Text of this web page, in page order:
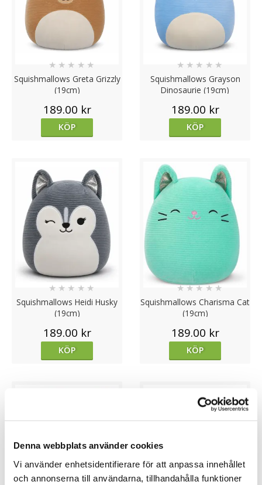
Denna webbplats använder cookies
Vi använder enhetsidentifierare för att anpassa innehållet
och annonserna till användarna, tillhandahålla funktioner
Squishmallows Greta Grizzly
(19cm)
★ ★ ★ ★ ★
189.00 kr
KÖP
Squishmallows Grayson
Dinosaurie (19cm)
★ ★ ★ ★ ★
189.00 kr
KÖP
Squishmallows Heidi Husky
(19cm)
★ ★ ★ ★ ★
189.00 kr
KÖP
Squishmallows Charisma Cat
(19cm)
★★★★★
189.00 kr
KÖP